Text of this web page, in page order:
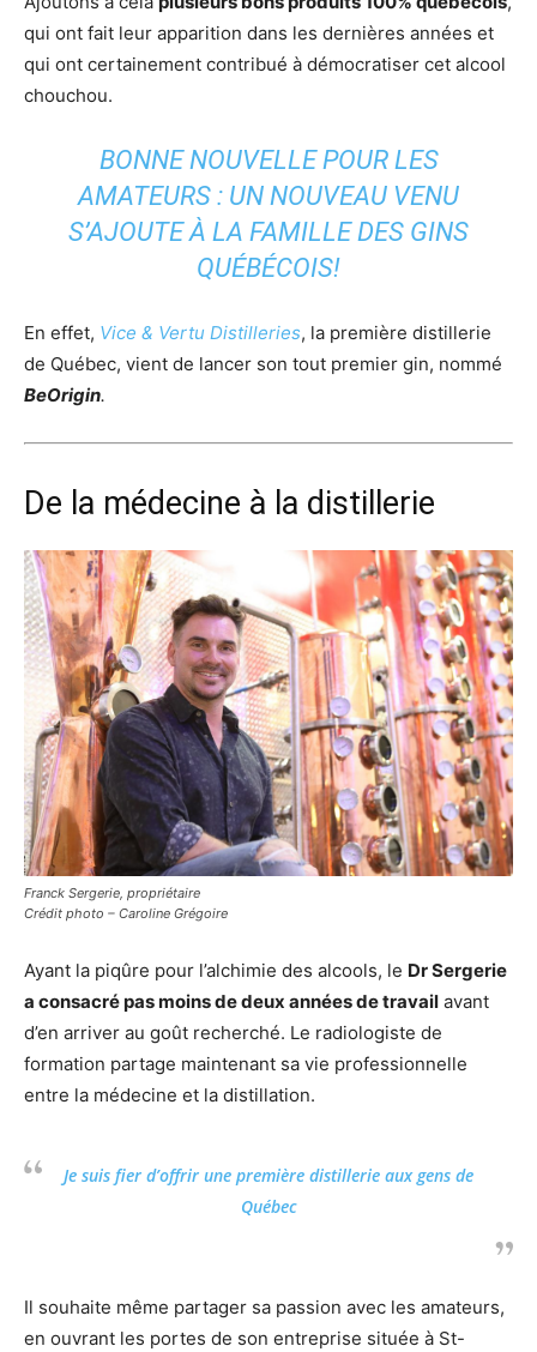
qui ont fait leur apparition dans les dernières années et
qui ont certainement contribué à démocratiser cet alcool
chouchou.
BONNE NOUVELLE POUR LES
AMATEURS : UN NOUVEAU VENU
S’AJOUTE À LA FAMILLE DES GINS
QUÉBÉCOIS!
En effet, Vice & Vertu Distilleries, la première distillerie
de Québec, vient de lancer son tout premier gin, nommé
BeOrigin.
De la médecine à la distillerie
Franck Sergerie, propriétaire
Crédit photo – Caroline Grégoire
Ayant la piqûre pour l’alchimie des alcools, le Dr Sergerie
a consacré pas moins de deux années de travail avant
d’en arriver au goût recherché. Le radiologiste de
formation partage maintenant sa vie professionnelle
entre la médecine et la distillation.
Je suis fier d’offrir une première distillerie aux gens de
Québec
Il souhaite même partager sa passion avec les amateurs,
en ouvrant les portes de son entreprise située à St-